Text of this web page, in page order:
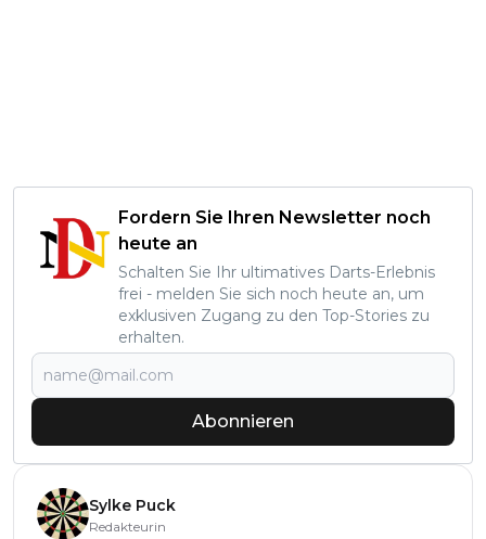
Fordern Sie Ihren Newsletter noch
heute an
Schalten Sie Ihr ultimatives Darts-Erlebnis
frei - melden Sie sich noch heute an, um
exklusiven Zugang zu den Top-Stories zu
erhalten.
Abonnieren
Sylke Puck
Redakteurin